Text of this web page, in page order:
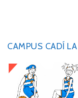
CAMPUS CADÍ